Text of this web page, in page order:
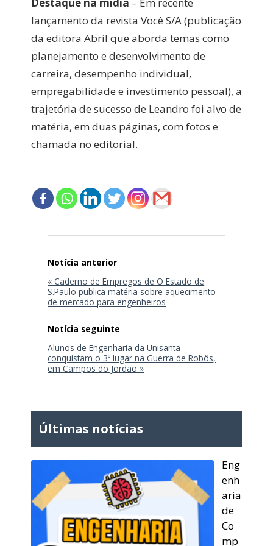
lançamento da revista Você S/A (publicação
da editora Abril que aborda temas como
planejamento e desenvolvimento de
carreira, desempenho individual,
empregabilidade e investimento pessoal), a
trajetória de sucesso de Leandro foi alvo de
matéria, em duas páginas, com fotos e
chamada no editorial.
de
Post
« Caderno de Empregos de O Estado de
S.Paulo publica matéria sobre aquecimento
de mercado para engenheiros
Alunos de Engenharia da Unisanta
conquistam o 3º lugar na Guerra de Robôs,
em Campos do Jordão »
Últimas notícias
Eng
enh
aria
de
Co
mp